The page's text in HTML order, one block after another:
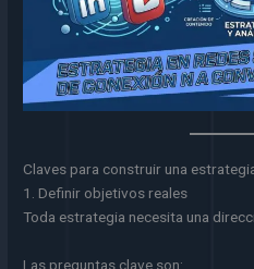
Claves para construir una
1. Definir objetivos reales
Toda estrategia necesita una
Las preguntas clave son: